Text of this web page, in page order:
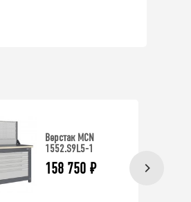
Верстак MCN
1552.S9L5-1
158 750 ₽